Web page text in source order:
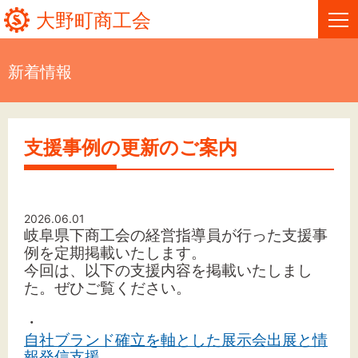
大野町商工会
事業者・創業者の方へ
大野町商工会について
大野町商工会情報
お問い合わせ
新着情報
支援事例の更新のご案内
2026.06.01
岐阜県下商工会の経営指導員が行った支援事
例を定期掲載いたします。
今回は、以下の支援内容を掲載いたしまし
た。 ぜひご覧ください。
・
自社ブランド確立を軸とした展示会出展と情